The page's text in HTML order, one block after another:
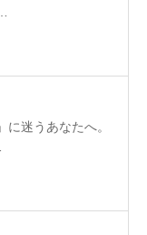
に迷うあなたへ。